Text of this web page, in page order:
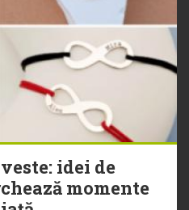
idei de
momente